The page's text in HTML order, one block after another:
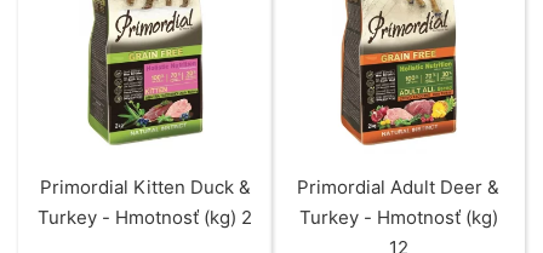
Primordial Kitten Duck &
Turkey - Hmotnosť (kg) 2
Primordial Adult Deer &
Turkey - Hmotnosť (kg)
12